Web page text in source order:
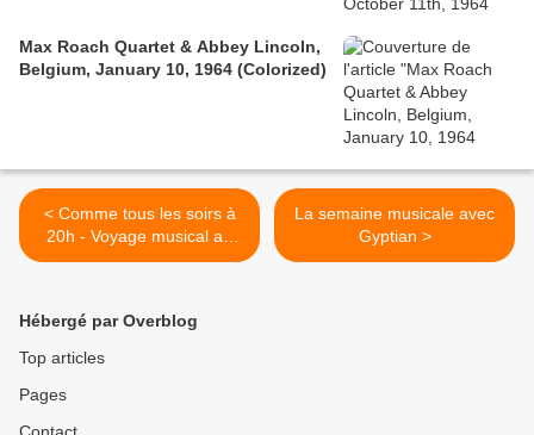
Max Roach Quartet & Abbey Lincoln,
Belgium, January 10, 1964 (Colorized)
< Comme tous les soirs à
20h - Voyage musical au
Venezuela : Jose Gregorio
La semaine musicale avec
Gyptian >
Hébergé par Overblog
Top articles
Pages